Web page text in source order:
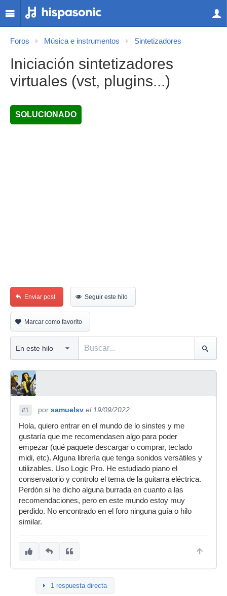
Foros Música e instrumentos Sintetizadores
Iniciación sintetizadores
virtuales (vst, plugins...)
SOLUCIONADO
Enviar post Seguir este hilo
Marcar como favorito
#1 por samuelsv el 19/09/2022
Hola, quiero entrar en el mundo de lo sinstes y me
gustaría que me recomendasen algo para poder
empezar (qué paquete descargar o comprar, teclado
midi, etc). Alguna librería que tenga sonidos versátiles y
utilizables. Uso Logic Pro. He estudiado piano el
conservatorio y controlo el tema de la guitarra eléctrica.
Perdón si he dicho alguna burrada en cuanto a las
recomendaciones, pero en este mundo estoy muy
perdido. No encontrado en el foro ninguna guía o hilo
similar.
1 respuesta directa